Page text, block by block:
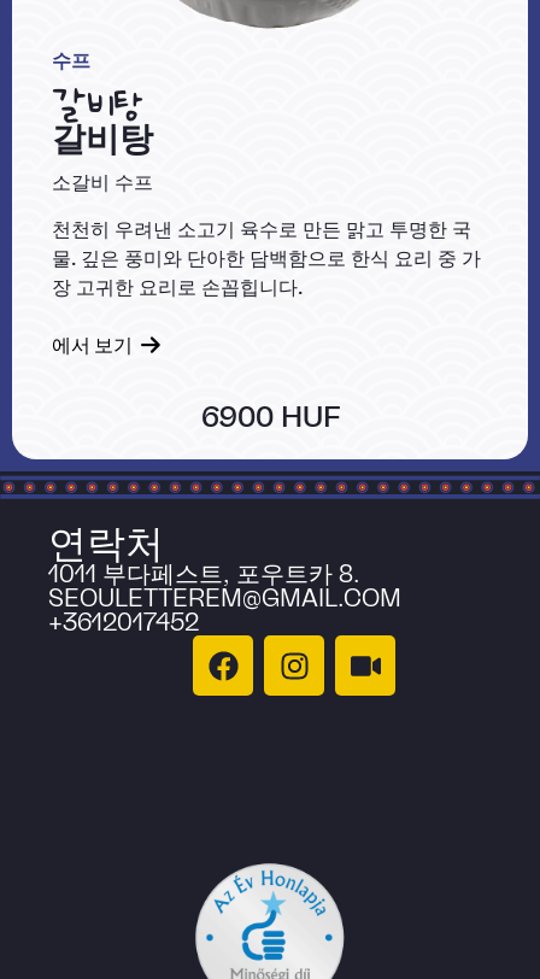
수프
갈비탕
갈비탕
소갈비 수프
천천히 우려낸 소고기 육수로 만든 맑고 투명한 국
물. 깊은 풍미와 단아한 담백함으로 한식 요리 중 가
장 고귀한 요리로 손꼽힙니다.
에서 보기
6900 HUF
연락처
1011 부다페스트, 포우트카 8.
SEOULETTEREM@GMAIL.COM
+3612017452